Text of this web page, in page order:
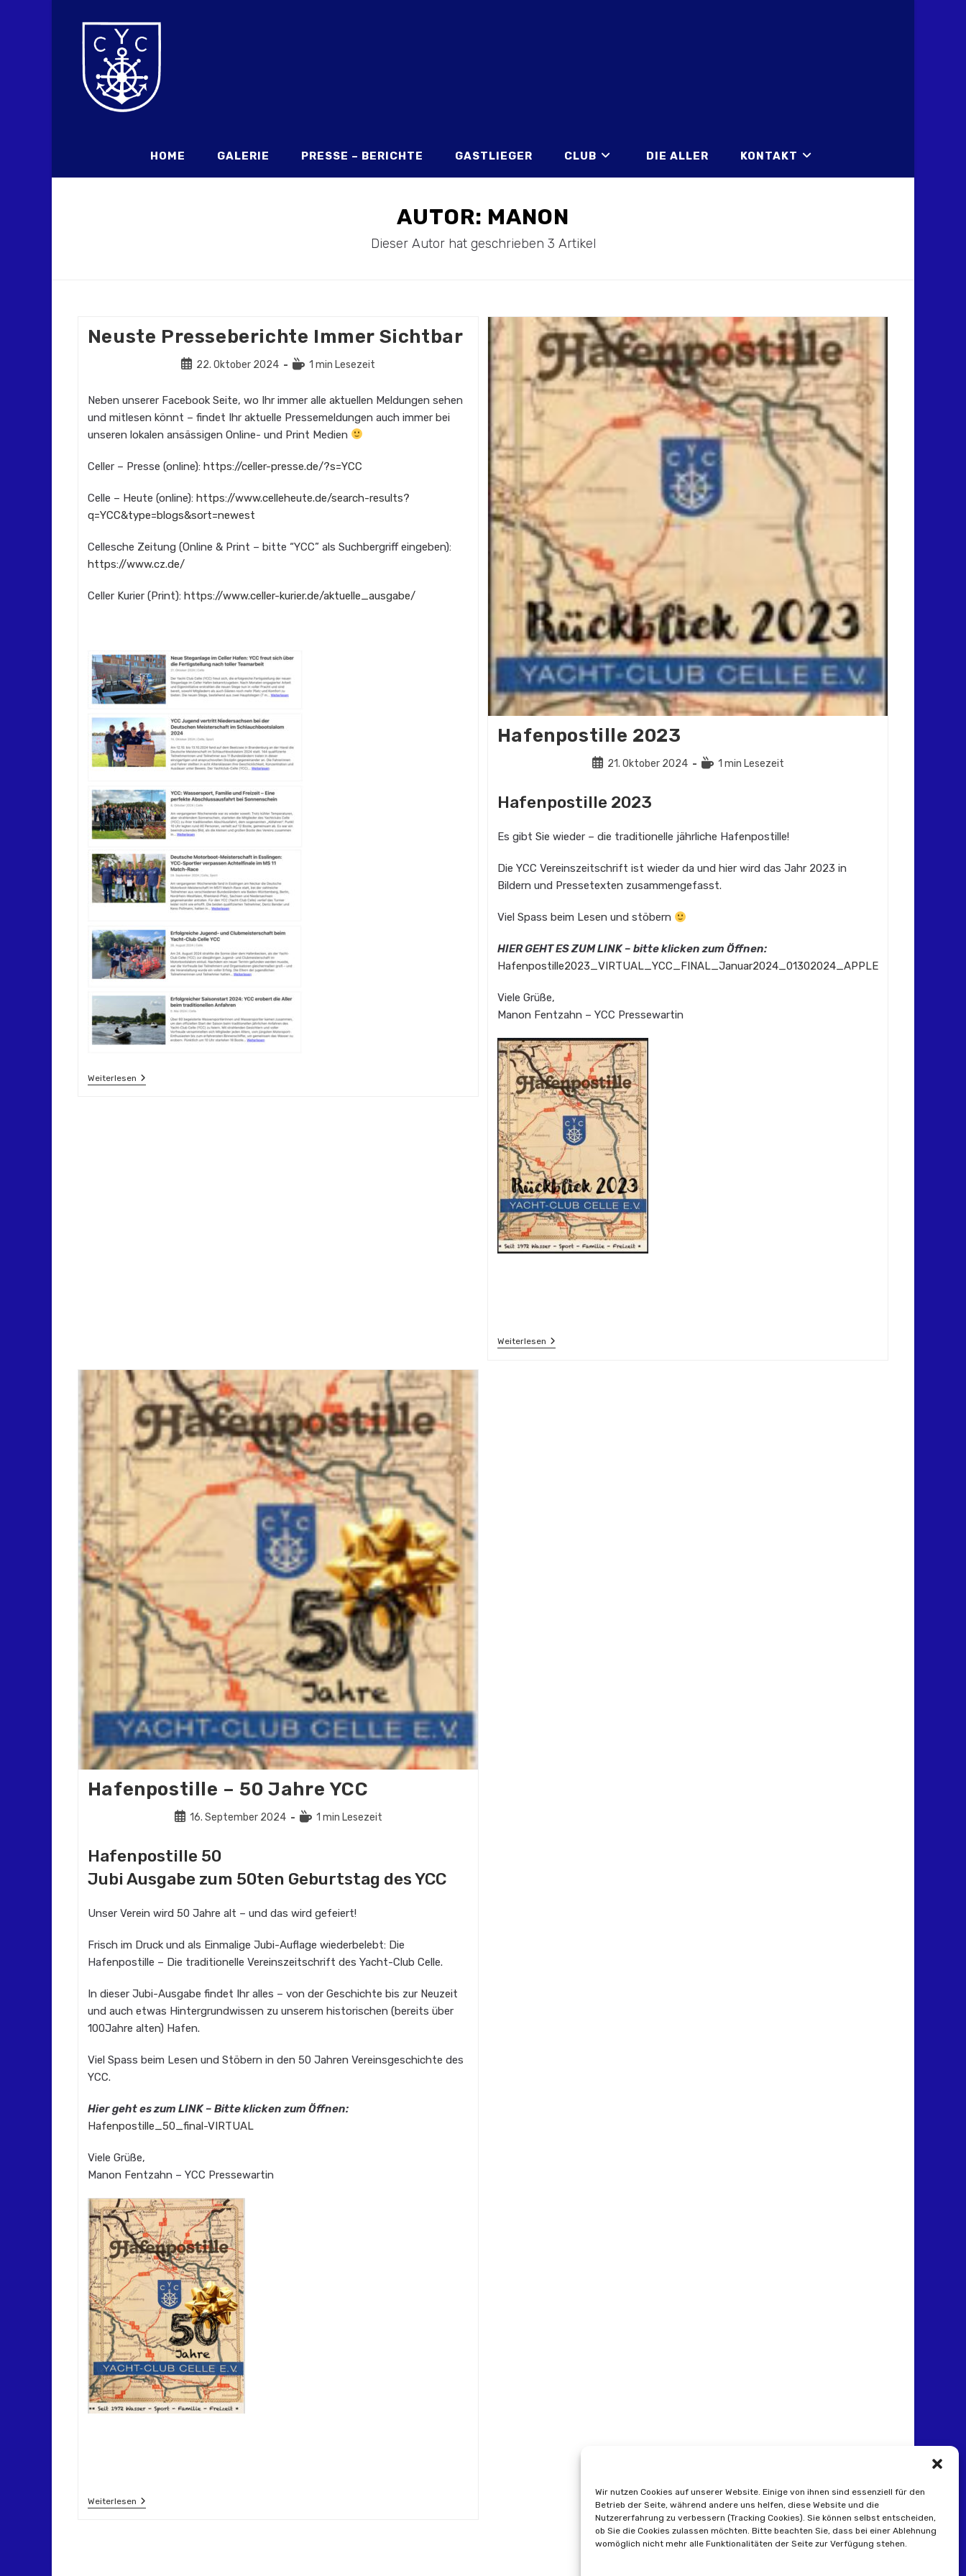
Wir nutzen Cookies auf unserer Website. Einige von ihnen sind essenziell für den
Betrieb der Seite, während andere uns helfen, diese Website und die
Nutzererfahrung zu verbessern (Tracking Cookies). Sie können selbst entscheiden,
ob Sie die Cookies zulassen möchten. Bitte beachten Sie, dass bei einer Ablehnung
womöglich nicht mehr alle Funktionalitäten der Seite zur Verfügung stehen.
HOME GALERIE PRESSE – BERICHTE GASTLIEGER CLUB DIE ALLER KONTAKT
AUTOR: MANON
Dieser Autor hat geschrieben 3 Artikel
Neuste Presseberichte Immer Sichtbar
Beitrag22. Oktober 2024 Lesedauer:
1 min Lesezeit
Neben unserer Facebook Seite, wo Ihr immer alle aktuellen Meldungen sehen
und mitlesen könnt – findet Ihr aktuelle Pressemeldungen auch immer bei
unseren lokalen ansässigen Online- und Print Medien
Celler – Presse (online): https://celler-presse.de/?s=YCC
Celle – Heute (online): https://www.celleheute.de/search-results?
q=YCC&type=blogs&sort=newest
Cellesche Zeitung (Online & Print – bitte “YCC” als Suchbergriff eingeben):
https://www.cz.de/
Celler Kurier (Print): https://www.celler-kurier.de/aktuelle_ausgabe/
WeiterlesenNeuste
Presseberichte
Hafenpostille 2023
Beitrag21. Oktober 2024 Lesedauer:
1 min Lesezeit
Hafenpostille 2023
Es gibt Sie wieder – die traditionelle jährliche Hafenpostille!
Die YCC Vereinszeitschrift ist wieder da und hier wird das Jahr 2023 in
Bildern und Pressetexten zusammengefasst.
Viel Spass beim Lesen und stöbern
HIER GEHT ES ZUM LINK – bitte klicken zum Öffnen:
Hafenpostille2023_VIRTUAL_YCC_FINAL_Januar2024_01302024_APPLE
Viele Grüße,
Manon Fentzahn – YCC Pressewartin
WeiterlesenHafenpostille
2023
Hafenpostille – 50 Jahre YCC
Beitrag
16. September 2024 Lesedauer:
1 min Lesezeit
Hafenpostille 50
Jubi Ausgabe zum 50ten Geburtstag des YCC
Unser Verein wird 50 Jahre alt – und das wird gefeiert!
Frisch im Druck und als Einmalige Jubi-Auflage wiederbelebt: Die
Hafenpostille – Die traditionelle Vereinszeitschrift des Yacht-Club Celle.
In dieser Jubi-Ausgabe findet Ihr alles – von der Geschichte bis zur Neuzeit
und auch etwas Hintergrundwissen zu unserem historischen (bereits über
100Jahre alten) Hafen.
Viel Spass beim Lesen und Stöbern in den 50 Jahren Vereinsgeschichte des
YCC.
Hier geht es zum LINK – Bitte klicken zum Öffnen:
Hafenpostille_50_final-VIRTUAL
Viele Grüße,
Manon Fentzahn – YCC Pressewartin
WeiterlesenHafenpostille
–